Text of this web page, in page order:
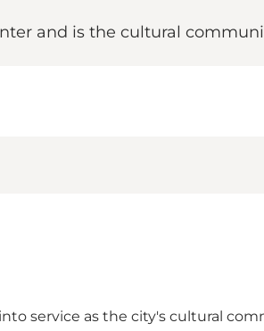
and is the cultural
service as the city's cultural